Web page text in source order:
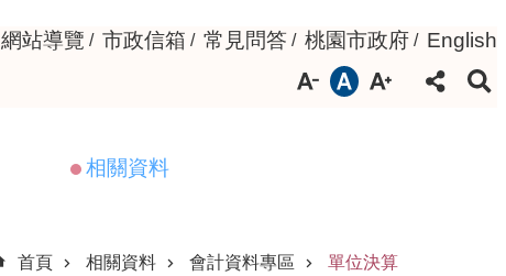
網站導覽 市政信箱 常見問答 桃園市政府 English
相關資料
首頁
相關資料 會計資料專區 單位決算